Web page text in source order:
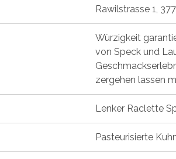
Rawilstrasse 1,
Würzigkeit
von Speck und
zergehen lassen
Lenker Raclette
Pasteurisierte